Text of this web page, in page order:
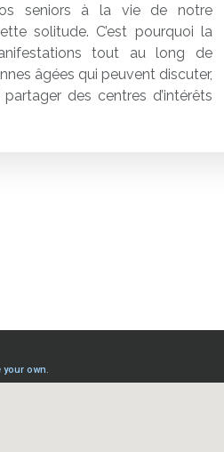
seniors à la vie de notre
solitude. C’est pourquoi la
tout au long de
âgées qui peuvent discuter,
des centres d’intérêts